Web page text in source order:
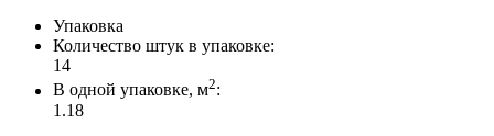
Упаковка
Количество штук в упаковке:
14
В одной упаковке, м2:
1.18